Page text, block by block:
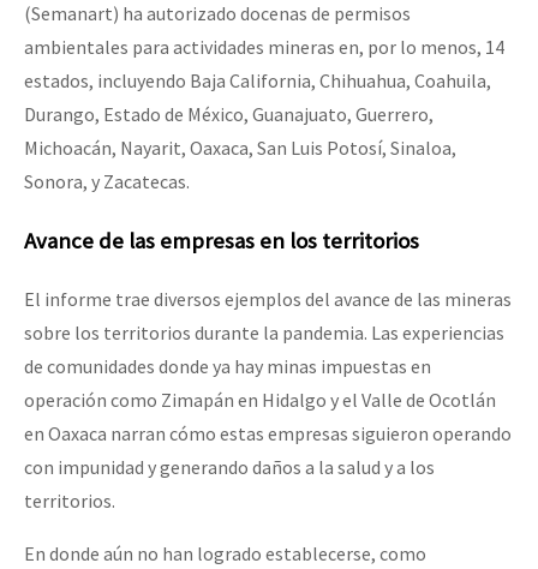
(Semanart) ha autorizado docenas de permisos
ambientales para actividades mineras en, por lo menos, 14
estados, incluyendo Baja California, Chihuahua, Coahuila,
Durango, Estado de México, Guanajuato, Guerrero,
Michoacán, Nayarit, Oaxaca, San Luis Potosí, Sinaloa,
Sonora, y Zacatecas.
Avance de las empresas en los territorios
El informe trae diversos ejemplos del avance de las mineras
sobre los territorios durante la pandemia. Las experiencias
de comunidades donde ya hay minas impuestas en
operación como Zimapán en Hidalgo y el Valle de Ocotlán
en Oaxaca narran cómo estas empresas siguieron operando
con impunidad y generando daños a la salud y a los
territorios.
En donde aún no han logrado establecerse, como